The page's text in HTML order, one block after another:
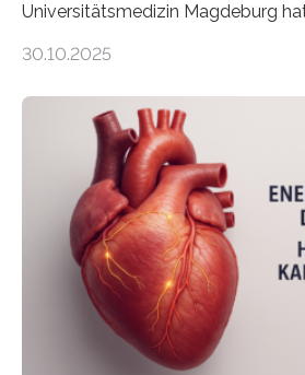
Universitätsmedizin Magdeburg
behandelt werden kann. In ihrer
Oncology, zeigen die
aus Gewebe von Patientinnen und
sogenannte Organoide – genutzt
vorab zu prüfen, welche
wirken. Dabei wurde ein Eiweiß
als Biomarker für die Wahl der
dienen könnte. Darmkrebs zählt
häufigsten Krebsarten und stellt…
30.10.2025